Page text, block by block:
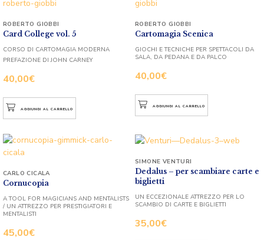
Card College vol. 5
40,00€
ROBERTO GIOBBI
CORSO DI CARTOMAGIA MODERNA
PREFAZIONE DI JOHN CARNEY
AGGIUNGI AL CARRELLO
Cartomagia Scenica
40,00€
ROBERTO GIOBBI
GIOCHI E TECNICHE PER SPETTACOLI DA
SALA, DA PEDANA E DA PALCO
AGGIUNGI AL CARRELLO
Cornucopia
45,00€
CARLO CICALA
A TOOL FOR MAGICIANS AND MENTALISTS
/ UN ATTREZZO PER PRESTIGIATORI E
MENTALISTI
Dedalus – per scambiare carte e
biglietti
35,00€
SIMONE VENTURI
UN ECCEZIONALE ATTREZZO PER LO
SCAMBIO DI CARTE E BIGLIETTI